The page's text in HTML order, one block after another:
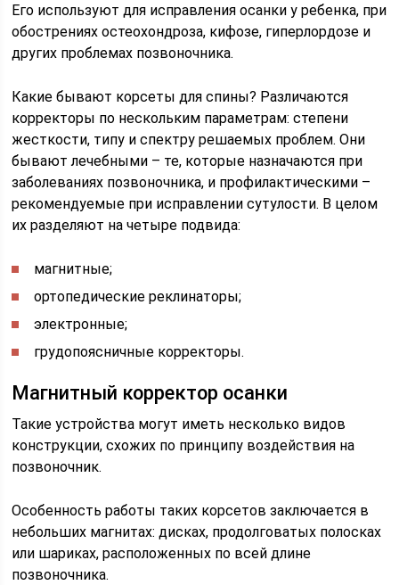
Его используют для исправления осанки у ребенка, при
обострениях остеохондроза, кифозе, гиперлордозе и
других проблемах позвоночника.
Какие бывают корсеты для спины? Различаются
корректоры по нескольким параметрам: степени
жесткости, типу и спектру решаемых проблем. Они
бывают лечебными – те, которые назначаются при
заболеваниях позвоночника, и профилактическими –
рекомендуемые при исправлении сутулости. В целом
их разделяют на четыре подвида:
магнитные;
ортопедические реклинаторы;
электронные;
грудопоясничные корректоры.
Магнитный корректор осанки
Такие устройства могут иметь несколько видов
конструкции, схожих по принципу воздействия на
позвоночник.
Особенность работы таких корсетов заключается в
небольших магнитах: дисках, продолговатых полосках
или шариках, расположенных по всей длине
позвоночника.